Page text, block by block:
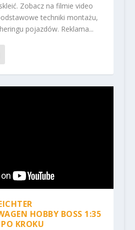
Zobacz na filmie video
techniki montażu,
pojazdów. Reklama...
HOBBY BOSS 1:35
KROKU